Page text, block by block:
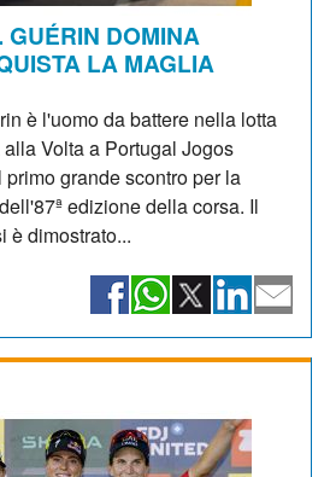
DOMINA
LA MAGLIA
è l'uomo da battere nella lotta
Volta a Portugal Jogos
grande scontro per la
edizione della corsa. Il
è dimostrato...